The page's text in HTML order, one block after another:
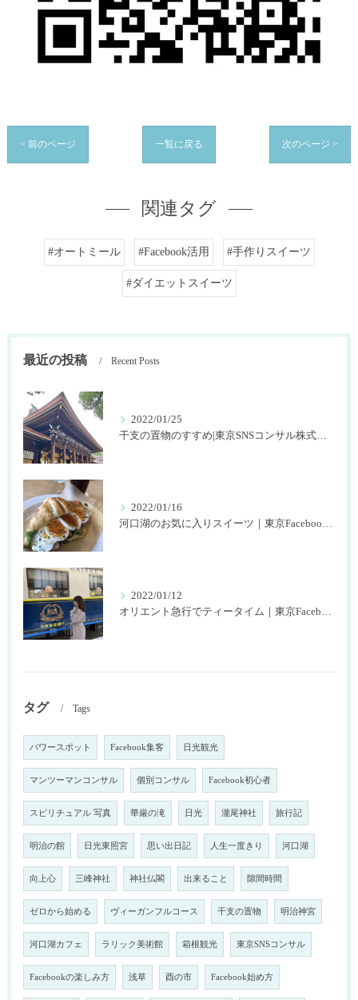
< 前のページ 一覧に戻る 次のページ >
関連タグ
#オートミール #Facebook活用 #手作りスイーツ
#ダイエットスイーツ
最近の投稿 Recent Posts
2022/01/25
干支の置物のすすめ|東京SNSコンサル株式会社SNOWTIME125
2022/01/16
河口湖のお気に入りスイーツ｜東京Facebookコンサル株式会社SNOWTIME125
2022/01/12
オリエント急行でティータイム｜東京Facebookコンサル株式会社SNOWTIME125
タグ Tags
パワースポット Facebook集客 日光観光
マンツーマンコンサル 個別コンサル Facebook初心者
スピリチュアル 写真 華厳の滝 日光 瀧尾神社 旅行記
明治の館 日光東照宮 思い出日記 人生一度きり 河口湖
向上心 三峰神社 神社仏閣 出来ること 隙間時間
ゼロから始める ヴィーガンフルコース 干支の置物 明治神宮
河口湖カフェ ラリック美術館 箱根観光 東京SNSコンサル
Facebookの楽しみ方 浅草 酉の市 Facebook始め方